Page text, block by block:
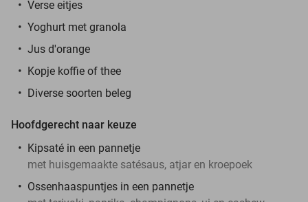
Verse eitjes
Yoghurt met granola
Jus d'orange
Kopje koffie of thee
Diverse soorten beleg
Hoofdgerecht naar keuze
Kipsaté in een pannetje
met huisgemaakte satésaus, atjar en kroepoek
Ossenhaaspuntjes in een pannetje